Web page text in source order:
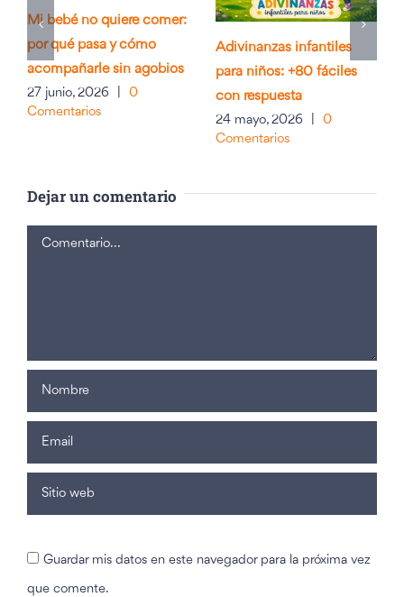
Mi bebé no quiere comer:
por qué pasa y cómo
acompañarle sin agobios
27 junio, 2026
0
Comentarios
Adivinanzas infantiles
para niños: +80 fáciles
con respuesta
24 mayo, 2026
0
Comentarios
Dejar un comentario
Comentario
Guardar mis datos en este navegador para la próxima vez
que comente.